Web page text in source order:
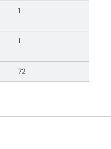
1
1
72